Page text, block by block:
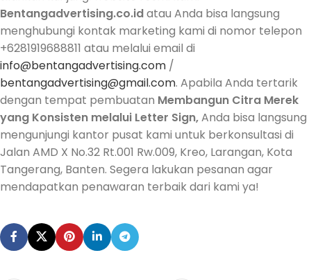
Bentangadvertising.co.idatau Anda bisa langsung
menghubungi kontak marketing kami di nomor telepon
+6281919688811 atau melalui email di
info@bentangadvertising.com /
bentangadvertising@gmail.com. Apabila Anda tertarik
dengan tempat pembuatan Membangun Citra Merek
yang Konsisten melalui Letter Sign,Anda bisa langsung
mengunjungi kantor pusat kami untuk berkonsultasi di
Jalan AMD X No.32 Rt.001 Rw.009, Kreo, Larangan, Kota
Tangerang, Banten. Segera lakukan pesanan agar
mendapatkan penawaran terbaik dari kami ya!